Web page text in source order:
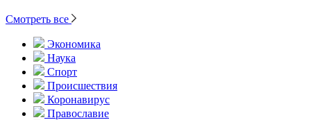
Смотреть все
Экономика
Наука
Спорт
Происшествия
Коронавирус
Православие